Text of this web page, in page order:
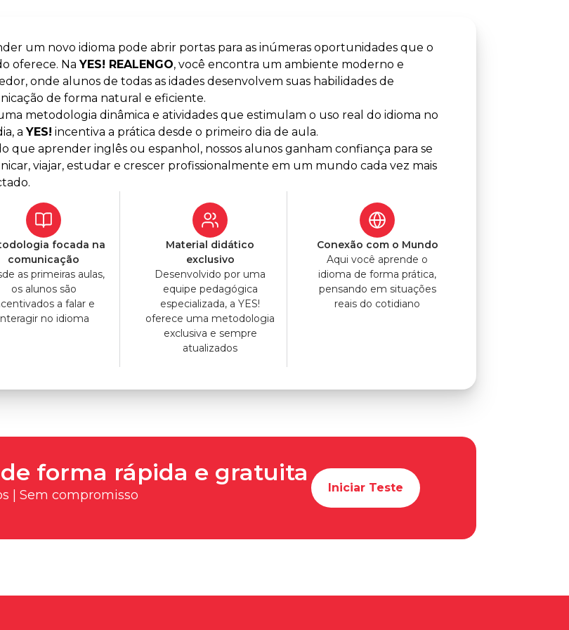
um novo idioma pode abrir portas para as inúmeras oportunidades que o
oferece. NaYES! REALENGO, você encontra um ambiente moderno e
onde alunos de todas as idades desenvolvem suas habilidades de
de forma natural e eficiente.
metodologia dinâmica e atividades que estimulam o uso real do idioma no
aYES! incentiva a prática desde o primeiro dia de aula.
que aprender inglês ou espanhol, nossos alunos ganham confiança para se
viajar, estudar e crescer profissionalmente em um mundo cada vez mais
focada na
comunicação
as primeiras aulas,
os alunos são
a falar e
no idioma
Material didático
exclusivo
Desenvolvido por uma
equipe pedagógica
especializada, a YES!
oferece uma metodologia
exclusiva e sempre
atualizados
Conexão com o Mundo
Aqui você aprende o
idioma de forma prática,
pensando em situações
reais do cotidiano
forma rápida e gratuita
| Sem compromisso Iniciar Teste